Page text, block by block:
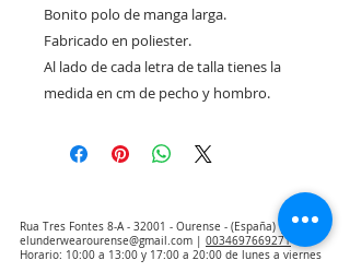
Bonito polo de manga larga.
Fabricado en poliester.
Al lado de cada letra de talla tienes la
medida en cm de pecho y hombro.
Rua Tres Fontes 8-A - 32001 - Ourense - (España) |
elunderwearourense@gmail.com
0034697669271
Horario: 10:00 a 13:00 y 17:00 a 20:00 de lunes a viernes